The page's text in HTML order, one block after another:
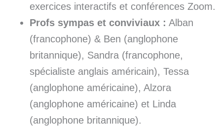
exercices interactifs et conférences Zoom.
Profs sympas et conviviaux : Alban
(francophone) & Ben (anglophone
britannique), Sandra (francophone,
spécialiste anglais américain), Tessa
(anglophone américaine), Alzora
(anglophone américaine) et Linda
(anglophone britannique).